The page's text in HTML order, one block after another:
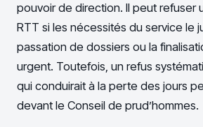
pouvoir de direction. Il peut refuser
RTT si les nécessités du service le
passation de dossiers ou la
urgent. Toutefois, un refus
qui conduirait à la perte des jours
devant le Conseil de prud’hommes.